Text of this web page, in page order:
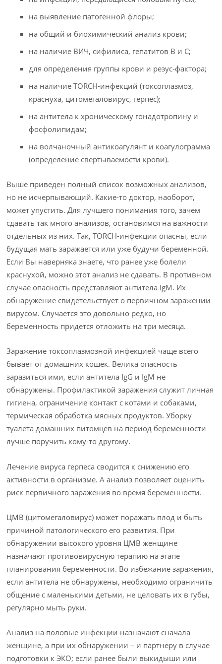
на выявление патогенной флоры;
на общий и биохимический анализ крови;
на наличие ВИЧ, сифилиса, гепатитов В и С;
для определения группы крови и резус-фактора;
на наличие TORCH-инфекций (токсоплазмоз,
краснуха, цитомегаловирус, герпес);
на антитела к хроническому гонадотропину и
фосфолипидам;
на волчаночный антикоагулянт и коагулограмма
(определение свертываемости крови).
Выше приведен полный список возможных анализов,
но не исчерпывающий. Какие-то доктор, наоборот,
может упустить. Для лучшего понимания того, зачем
сдавать так много анализов, остановимся на важности
отдельных из них. Так, TORCH-инфекции опасны, если
будущая мать заражается или уже будучи беременной.
Если Вы наверняка знаете, что ранее уже болели
краснухой, можно этот анализ не сдавать. В противном
случае опасность представляют антитела IgM. Их
обнаружение свидетельствует о первичном заражении
вирусом. Случается это довольно редко, но
беременность придется отложить на три месяца.
Заражение токсоплазмозной инфекцией чаще всего
бывает от домашних кошек. Велика опасность
заразиться ими, если антитела IgG и IgM не
обнаружены. Профилактикой заражения служит личная
гигиена, ограничение контакт с котами и собаками,
термическая обработка мясных продуктов. Уборку
туалета домашних питомцев на период беременности
лучше поручить кому-то другому.
Лечение вируса герпеса сводится к снижению его
активности в организме. А анализ позволяет оценить
риск первичного заражения во время беременности.
ЦМВ (цитомегаловирус) может поражать плод и быть
причиной патологического его развития. При
обнаружении высокого уровня ЦМВ женщине
назначают противовирусную терапию на этапе
планирования беременности. Во избежание заражения,
если антитела не обнаружены, необходимо ограничить
общение с маленькими детьми, не целовать их в губы,
регулярно мыть руки.
Анализ на половые инфекции назначают сначала
женщине, а при их обнаружении – и партнеру в случае
подготовки к ЭКО; если ранее были выкидыши или